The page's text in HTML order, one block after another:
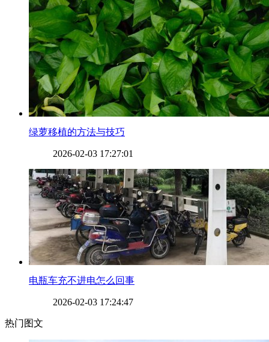
​绿萝移植的方法与技巧
2026-02-03 17:27:01
​电瓶车充不进电怎么回事
2026-02-03 17:24:47
热门图文